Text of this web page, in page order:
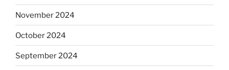
November 2024
October 2024
September 2024